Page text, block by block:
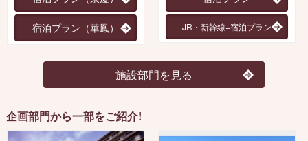
宿泊プラン（華鳳） JR・新幹線+宿泊プラン
施設部門を見る
企画部門から一部をご紹介!